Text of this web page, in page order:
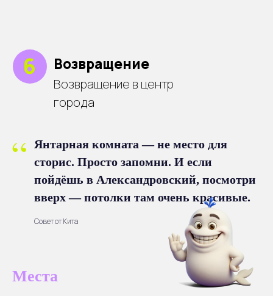
“
Янтарная комната — не место для
сторис. Просто запомни. И если
пойдёшь в Александровский, посмотри
вверх — потолки там очень красивые.
Совет от Кита
Места